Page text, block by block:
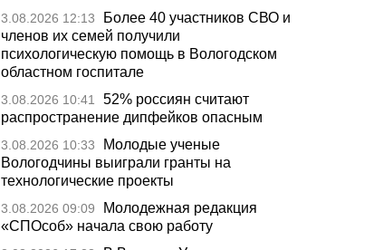
3.08.2026 12:13
Более 40 участников СВО и
членов их семей получили
психологическую помощь в Вологодском
областном госпитале
3.08.2026 10:41
52% россиян считают
распространение дипфейков опасным
3.08.2026 10:33
Молодые ученые
Вологодчины выиграли гранты на
технологические проекты
3.08.2026 09:09
Молодежная редакция
«СПОсоб» начала свою работу